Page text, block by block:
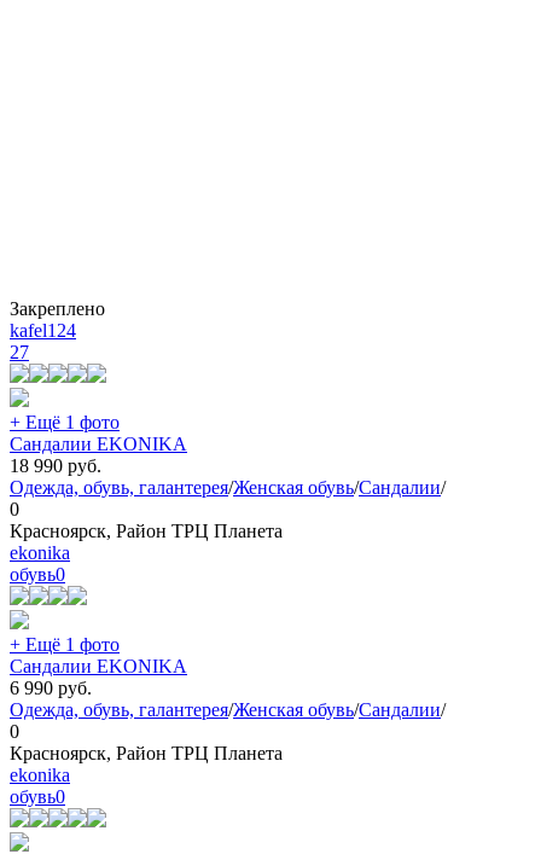
Закреплено
kafel124
27
+ Ещё 1 фото
Сандалии EKONIKA
18 990 руб.
Одежда, обувь, галантерея/Женская обувь/Сандалии/
0
Красноярск, Район ТРЦ Планета
ekonika
обувь0
+ Ещё 1 фото
Сандалии EKONIKA
6 990 руб.
Одежда, обувь, галантерея/Женская обувь/Сандалии/
0
Красноярск, Район ТРЦ Планета
ekonika
обувь0